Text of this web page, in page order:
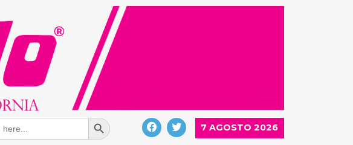
Search Button
7 AGOSTO 2026